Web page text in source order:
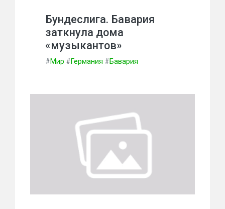
Бундеслига. Бавария
заткнула дома
«музыкантов»
#Мир #Германия #Бавария